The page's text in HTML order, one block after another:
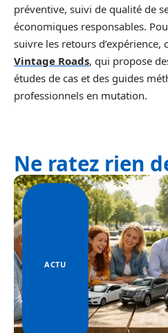
préventive, suivi de qualité de
économiques responsables.
suivre les retours d’expérience,
Vintage Roads, qui propose
études de cas et des guides
professionnels en mutation.
Ne ratez rien
ACTU